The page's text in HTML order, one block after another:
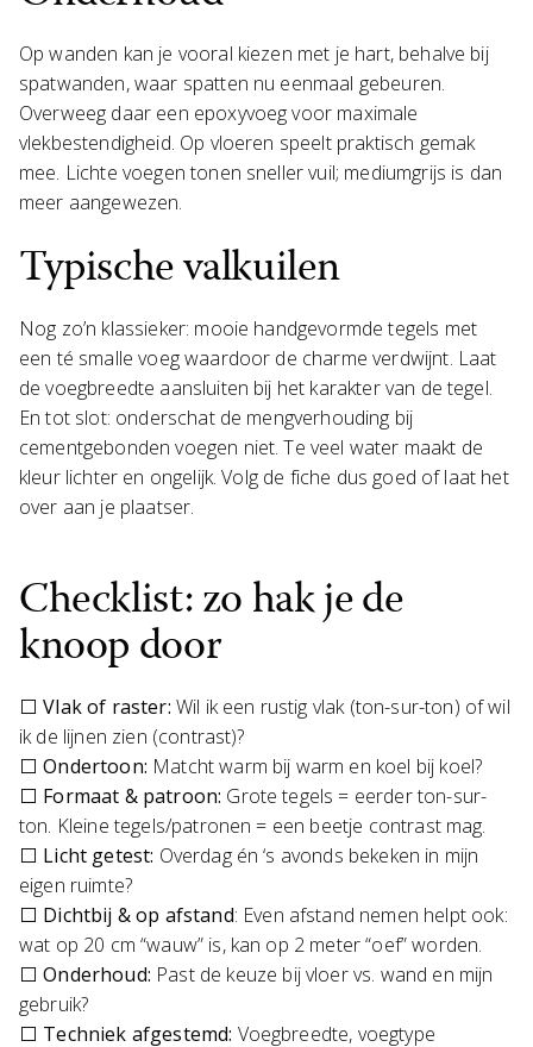
Op wanden kan je vooral kiezen met je hart, behalve bij
spatwanden, waar spatten nu eenmaal gebeuren.
Overweeg daar een epoxyvoeg voor maximale
vlekbestendigheid. Op vloeren speelt praktisch gemak
mee. Lichte voegen tonen sneller vuil; mediumgrijs is dan
meer aangewezen.
Typische valkuilen
Nog zo’n klassieker: mooie handgevormde tegels met
een té smalle voeg waardoor de charme verdwijnt. Laat
de voegbreedte aansluiten bij het karakter van de tegel.
En tot slot: onderschat de mengverhouding bij
cementgebonden voegen niet. Te veel water maakt de
kleur lichter en ongelijk. Volg de fiche dus goed of laat het
over aan je plaatser.
Checklist: zo hak je de
knoop door
⬜Vlak of raster: Wil ik een rustig vlak (ton-sur-ton) of wil
ik de lijnen zien (contrast)?
⬜ Ondertoon: Matcht warm bij warm en koel bij koel?
⬜ Formaat & patroon: Grote tegels = eerder ton-sur-
ton. Kleine tegels/patronen = een beetje contrast mag.
⬜ Licht getest: Overdag én ‘s avonds bekeken in mijn
eigen ruimte?
⬜ Dichtbij & op afstand: Even afstand nemen helpt ook:
wat op 20 cm “wauw” is, kan op 2 meter “oef” worden.
⬜Onderhoud: Past de keuze bij vloer vs. wand en mijn
gebruik?
⬜ Techniek afgestemd: Voegbreedte, voegtype